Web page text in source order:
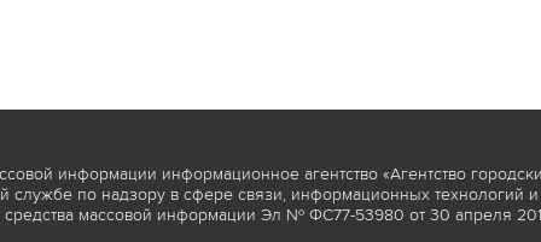
информации информационное агентство «Агентство
службе по надзору в сфере связи, информационных технологий
средства массовой информации Эл № ФС77-53980 от 30 апреля